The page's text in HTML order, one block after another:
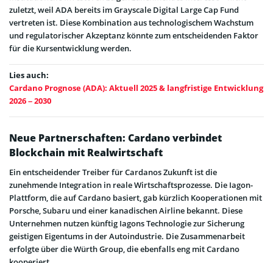
zuletzt, weil ADA bereits im Grayscale Digital Large Cap Fund
vertreten ist. Diese Kombination aus technologischem Wachstum
und regulatorischer Akzeptanz könnte zum entscheidenden Faktor
für die Kursentwicklung werden.
Lies auch:
Cardano Prognose (ADA): Aktuell 2025 & langfristige Entwicklung
2026 – 2030
Neue Partnerschaften: Cardano verbindet
Blockchain mit Realwirtschaft
Ein entscheidender Treiber für Cardanos Zukunft ist die
zunehmende Integration in reale Wirtschaftsprozesse. Die Iagon-
Plattform, die auf Cardano basiert, gab kürzlich Kooperationen mit
Porsche, Subaru und einer kanadischen Airline bekannt. Diese
Unternehmen nutzen künftig Iagons Technologie zur Sicherung
geistigen Eigentums in der Autoindustrie. Die Zusammenarbeit
erfolgte über die Würth Group, die ebenfalls eng mit Cardano